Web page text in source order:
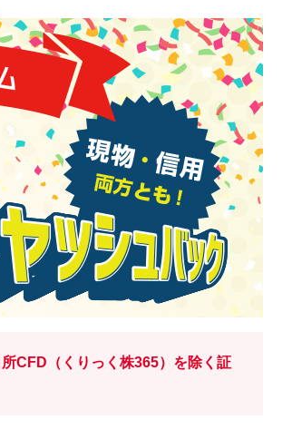
CFD（くりっく株365）を除く証